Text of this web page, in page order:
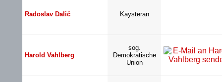
Radoslav Dalič Kaysteran
Harold Vahlberg
sog.
Demokratische
Union